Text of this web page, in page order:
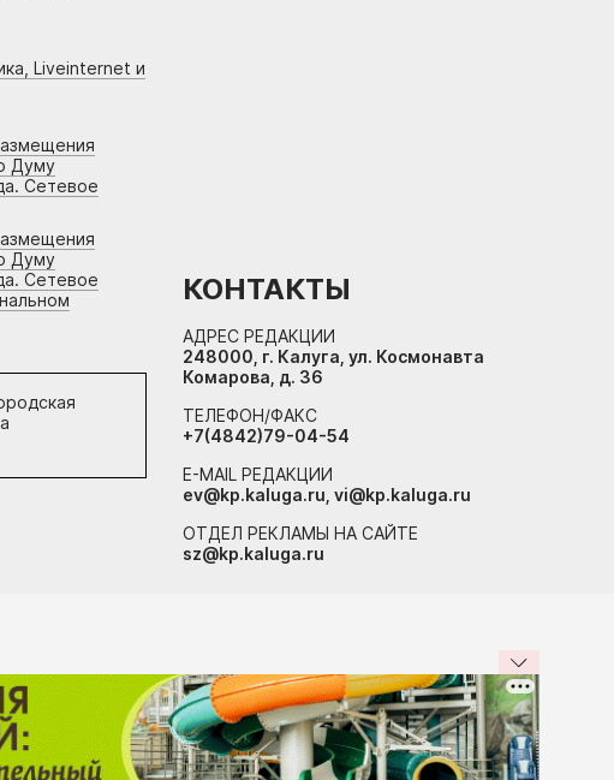
Liveinternet и
Думу
Сетевое
Думу
Сетевое
КОНТАКТЫ
АДРЕС РЕДАКЦИИ
248000, г. Калуга, ул. Космонавта
Комарова, д. 36
ТЕЛЕФОН/ФАКС
+7(4842)79-04-54
E-MAIL РЕДАКЦИИ
ev@kp.kaluga.ru, vi@kp.kaluga.ru
ОТДЕЛ РЕКЛАМЫ НА САЙТЕ
sz@kp.kaluga.ru